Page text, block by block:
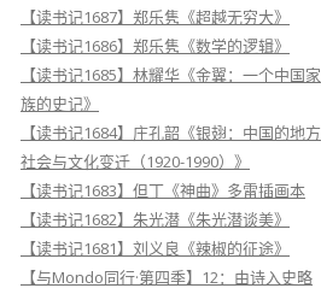
【读书记1687】郑乐隽《超越无穷大》
【读书记1686】郑乐隽《数学的逻辑》
【读书记1685】林耀华《金翼：一个中国家
族的史记》
【读书记1684】庄孔韶《银翅：中国的地方
社会与文化变迁（1920-1990）》
【读书记1683】但丁《神曲》多雷插画本
【读书记1682】朱光潜《朱光潜谈美》
【读书记1681】刘义良《辣椒的征途》
【与Mondo同行·第四季】12：由诗入史略